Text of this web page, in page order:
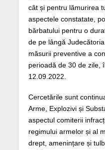
cât și pentru lămurirea
aspectele constatate,
bărbatului pentru o
de pe lângă
măsurii preventive a
perioadă de 30 de zile,
12.09.2022.
Cercetările sunt
Arme, Explozivi și
aspectul comiterii
regimului armelor și al
drept, amenințare și